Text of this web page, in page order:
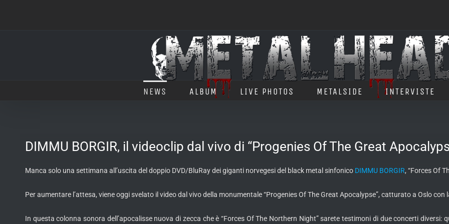
NEWS ALBUM LIVE PHOTOS METALSIDE INTERVISTE
DIMMU BORGIR, il videoclip dal vivo di “Progenies Of The Great
Manca solo una settimana all’uscita del doppio DVD/BluRay dei giganti norvegesi del black metal sinfonico DIMMU BORGIR, “Forces Of
Per aumentare l’attesa, viene oggi svelato il video dal vivo della monumentale “Progenies Of The Great Apocalypse”, catturato a Oslo
In questa colonna sonora dell’apocalisse nuova di zecca che è “Forces Of The Northern Night” sarete testimoni di due concerti diversi: